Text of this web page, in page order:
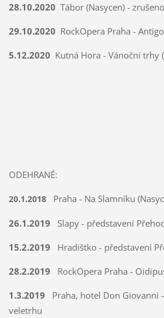
28.10.2020 Tábor (Nasycen) - zrušeno
29.10.2020 RockOpera Praha -
5.12.2020 Kutná Hora - Vánoční trhy
ODEHRANÉ:
20.1.2018 Praha - Na Slamníku
26.1.2019 Slapy - představení
15.2.2019 Hradištko - představení
28.2.2019 RockOpera Praha -
1.3.2019 Praha, hotel Don Giovanni
veletrhu